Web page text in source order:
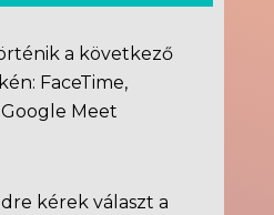
a következő
FaceTime,
Meet
kérek választ a